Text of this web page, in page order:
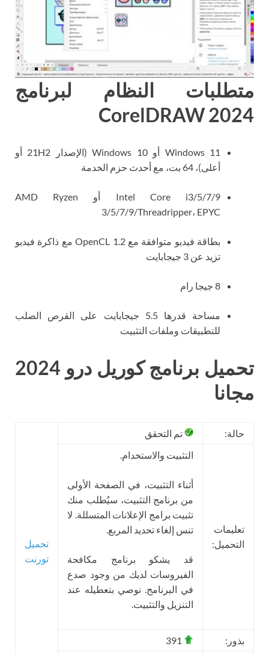
متطلبات النظام لبرنامج
CorelDRAW 2024
Windows 11 أو Windows 10 (الإصدار 21H2 أو
أعلى)، 64 بت، مع أحدث حزم الخدمة
Intel Core i3/5/7/9 أو AMD Ryzen
3/5/7/9/Threadripper، EPYC
بطاقة فيديو متوافقة مع OpenCL 1.2 مع ذاكرة فيديو
تزيد عن 3 جيجابايت
8 جيجا رام
مساحة قدرها 5.5 جيجابايت على القرص الصلب
للتطبيقات وملفات التثبيت
تحميل برنامج كوريل درو 2024
مجانا
حالة: تم التحقق
تحميل
تورنت
تعليمات
التحميل:
التثبيت والاستخدام.
أثناء التثبيت، في الصفحة الأولى
من برنامج التثبيت، سيُطلب منك
تثبيت برامج الإعلانات المتسللة. لا
تنس إلغاء تحديد المربع.
قد يشكو برنامج مكافحة
الفيروسات لديك من وجود صدع
في البرنامج. نوصي بتعطيله عند
التنزيل والتثبيت.
بذور: